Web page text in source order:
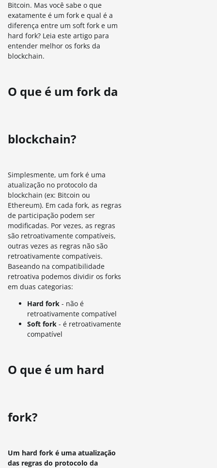
Bitcoin. Mas você sabe o que
exatamente é um fork e qual é a
diferença entre um soft fork e um
hard fork? Leia este artigo para
entender melhor os forks da
blockchain.
O que é um fork da
blockchain?
Simplesmente, um fork é uma
atualização no protocolo da
blockchain (ex: Bitcoin ou
Ethereum). Em cada fork, as regras
de participação podem ser
modificadas. Por vezes, as regras
são retroativamente compatíveis,
outras vezes as regras não são
retroativamente compatíveis.
Baseando na compatibilidade
retroativa podemos dividir os forks
em duas categorias:
Hard fork - não é
retroativamente compatível
Soft fork - é retroativamente
compatível
O que é um hard
fork?
Um hard fork é uma atualização
das regras do protocolo da